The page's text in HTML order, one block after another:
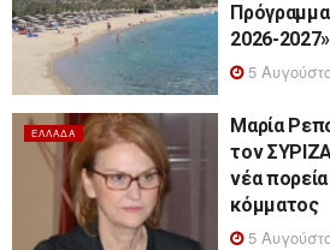
2026-2027»
5
ΕΛΛΆΔΑ
Μαρία
τον
νέα
κόμματος
5